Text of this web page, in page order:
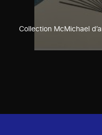
Collection McMichael